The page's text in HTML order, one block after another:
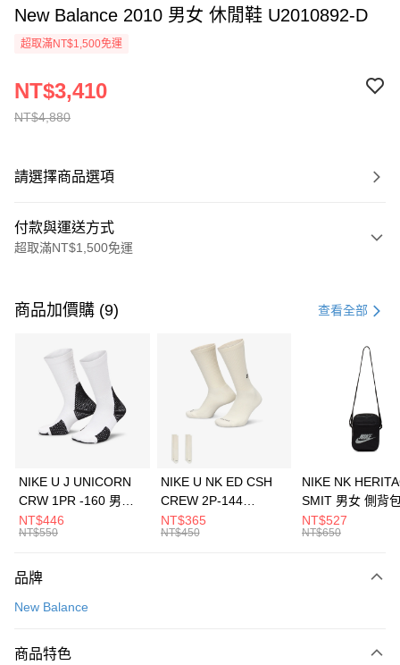
New Balance 2010 男女 休閒鞋 U2010892-D
超取滿NT$1,500免運
NT$4,880
NT$3,410
請選擇商品選項
付款與運送方式
超取滿NT$1,500免運
信用卡一次付款
3 期 0 利率 每期 21家銀行
合作金庫商業銀行
第一商業銀行
華南商業銀行
彰化商業銀行
上海商業儲蓄銀行
元大商業銀行
台灣樂天信用卡公司
Apple Pay
全盈+PAY
AFTEE先享後付
【關於「AFTEE先享後付」】
便利好安心！
３．安心：先確認商品／服務後，再付款。
運送方式
每筆NT$100，滿NT$1,500(含以上)免運費
商品加價購 (9) 查看全部
NIKE U J UNICORN
CRW 1PR -160 男女
中統襪 FZ3393100
NT$446
NT$550
NIKE U NK ED CSH
CREW 2P-144
EMBRDY 男女 短統襪
FZ3073133
NT$365
NT$450
NIKE NK
SMIT 男女 側背
BA5871010
NT$527
NT$650
品牌
New Balance
商品特色